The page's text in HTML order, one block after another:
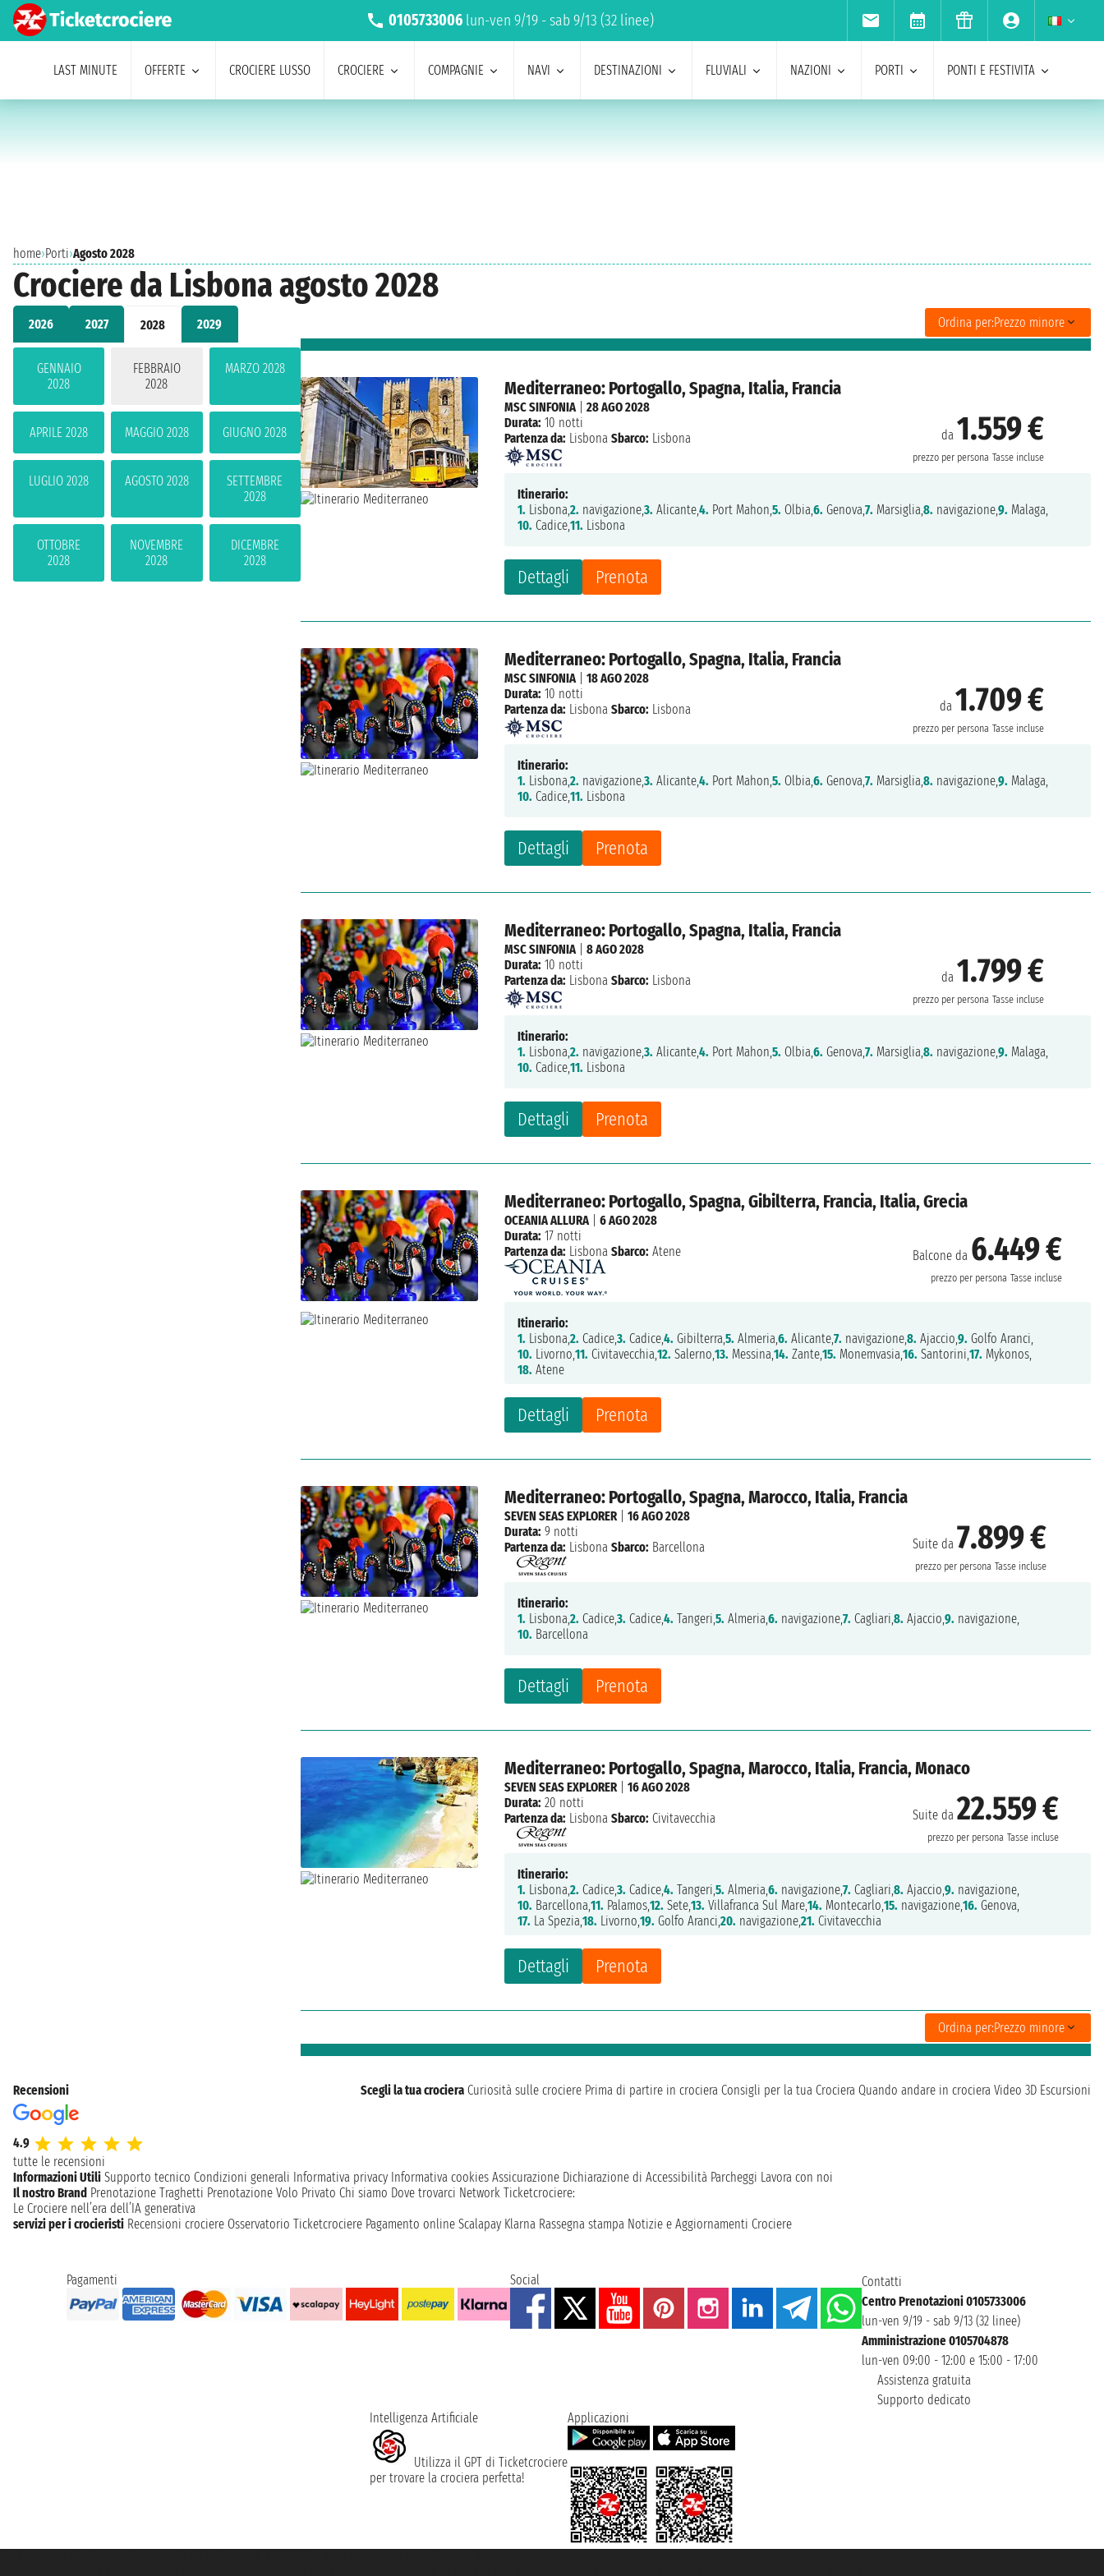
0105733006 lun-ven 9/19 - sab 9/13 (32 linee)
LAST MINUTE OFFERTE CROCIERE LUSSO CROCIERE COMPAGNIE NAVI DESTINAZIONI FLUVIALI NAZIONI PORTI PONTI E FESTIVITA
home›Porti›Agosto 2028
Crociere da Lisbona agosto 2028
2026 2027 2028 2029
GENNAIO
2028
FEBBRAIO
2028
MARZO 2028
APRILE 2028 MAGGIO 2028 GIUGNO 2028
LUGLIO 2028 AGOSTO 2028
SETTEMBRE
2028
OTTOBRE
2028
NOVEMBRE
2028
DICEMBRE
2028
Ordina per:Prezzo minore
Mediterraneo: Portogallo, Spagna, Italia, Francia
da 1.559 €
prezzo per persona Tasse incluse
Dettagli Prenota
MSC SINFONIA|28 AGO 2028
Durata: 10 notti
Partenza da: Lisbona Sbarco: Lisbona
Itinerario:
1. Lisbona,2. navigazione,3. Alicante,4. Port Mahon,5. Olbia,6. Genova,7. Marsiglia,8. navigazione,9. Malaga,
10. Cadice,11. Lisbona
Mediterraneo: Portogallo, Spagna, Italia, Francia
da 1.709 €
prezzo per persona Tasse incluse
Dettagli Prenota
MSC SINFONIA|18 AGO 2028
Durata: 10 notti
Partenza da: Lisbona Sbarco: Lisbona
Itinerario:
1. Lisbona,2. navigazione,3. Alicante,4. Port Mahon,5. Olbia,6. Genova,7. Marsiglia,8. navigazione,9. Malaga,
10. Cadice,11. Lisbona
Mediterraneo: Portogallo, Spagna, Italia, Francia
da 1.799 €
prezzo per persona Tasse incluse
Dettagli Prenota
MSC SINFONIA|8 AGO 2028
Durata: 10 notti
Partenza da: Lisbona Sbarco: Lisbona
Itinerario:
1. Lisbona,2. navigazione,3. Alicante,4. Port Mahon,5. Olbia,6. Genova,7. Marsiglia,8. navigazione,9. Malaga,
10. Cadice,11. Lisbona
Mediterraneo: Portogallo, Spagna, Gibilterra, Francia, Italia, Grecia
Balcone da 6.449 €
prezzo per persona Tasse incluse
Dettagli Prenota
OCEANIA ALLURA|6 AGO 2028
Durata: 17 notti
Partenza da: Lisbona Sbarco: Atene
Itinerario:
1. Lisbona,2. Cadice,3. Cadice,4. Gibilterra,5. Almeria,6. Alicante,7. navigazione,8. Ajaccio,9. Golfo Aranci,
10. Livorno,11. Civitavecchia,12. Salerno,13. Messina,14. Zante,15. Monemvasia,16. Santorini,17. Mykonos,
18. Atene
Mediterraneo: Portogallo, Spagna, Marocco, Italia, Francia
Suite da 7.899 €
prezzo per persona Tasse incluse
Dettagli Prenota
SEVEN SEAS EXPLORER|16 AGO 2028
Durata: 9 notti
Partenza da: Lisbona Sbarco: Barcellona
Itinerario:
1. Lisbona,2. Cadice,3. Cadice,4. Tangeri,5. Almeria,6. navigazione,7. Cagliari,8. Ajaccio,9. navigazione,
10. Barcellona
Mediterraneo: Portogallo, Spagna, Marocco, Italia, Francia, Monaco
Suite da22.559 €
prezzo per persona Tasse incluse
Dettagli Prenota
SEVEN SEAS EXPLORER|16 AGO 2028
Durata: 20 notti
Partenza da: Lisbona Sbarco: Civitavecchia
Itinerario:
1. Lisbona,2. Cadice,3. Cadice,4. Tangeri,5. Almeria,6. navigazione,7. Cagliari,8. Ajaccio,9. navigazione,
10. Barcellona,11. Palamos,12. Sete,13. Villafranca Sul Mare,14. Montecarlo,15. navigazione,16. Genova,
17. La Spezia,18. Livorno,19. Golfo Aranci,20. navigazione,21. Civitavecchia
Ordina per:Prezzo minore
Recensioni
4.9
tutte le recensioni
Scegli la tua crociera Curiosità sulle crociere Prima di partire in crociera Consigli per la tua Crociera Quando andare in crociera Video 3D Escursioni
Informazioni Utili Supporto tecnico Condizioni generali Informativa privacy Informativa cookies Assicurazione Dichiarazione di Accessibilità Parcheggi Lavora con noi
Il nostro Brand Prenotazione Traghetti Prenotazione Volo Privato Chi siamo Dove trovarci Network Ticketcrociere:
Le Crociere nell’era dell’IA generativa
servizi per i crocieristi Recensioni crociere Osservatorio Ticketcrociere Pagamento online Scalapay Klarna Rassegna stampa Notizie e Aggiornamenti Crociere
Pagamenti Social
Contatti
Centro Prenotazioni 0105733006
lun-ven 9/19 - sab 9/13 (32 linee)
Amministrazione 0105704878
lun-ven 09:00 - 12:00 e 15:00 - 17:00
Assistenza gratuita
Supporto dedicato
Intelligenza Artificiale
Utilizza il GPT di Ticketcrociere
per trovare la crociera perfetta!
Applicazioni